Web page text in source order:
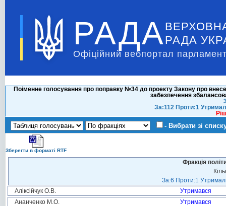
РАДА РАДА
Офіційний вебпортал
Поіменне голосування про поправку №34 до проекту Закону про
забезпечення
За:112 Проти:1
- Вибрати зі
Зберегти в форматі RTF
Фракція
За:6 Проти:1
Аліксійчук О.В.
Утримався
Ананченко М.О.
Утримався